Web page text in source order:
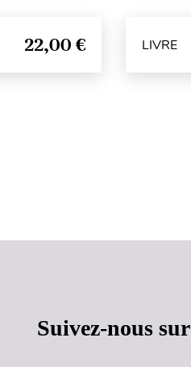
22,00 € LIVRE
Suivez-nous sur